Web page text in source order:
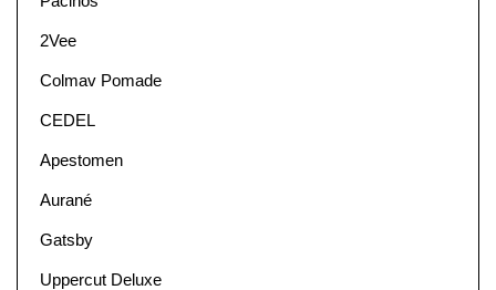
2Vee
Colmav Pomade
CEDEL
Apestomen
Aurané
Gatsby
Uppercut Deluxe